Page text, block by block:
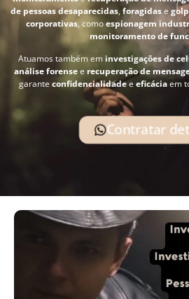
de pessoas desaparecidas,foragidase
corporativas, comoespionagem
monitoramento de
Atuamos também em investigações de
análise forensee recuperação de
garanteconfidencialidadee eficáciaem
Contratar